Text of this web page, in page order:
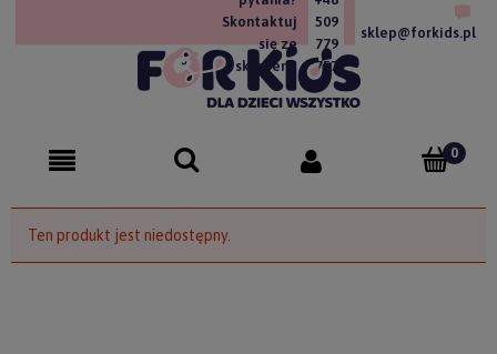
Skontaktuj
się ze
sklepem!
509
779
757
sklep@forkids.pl
Ten produkt jest niedostępny.